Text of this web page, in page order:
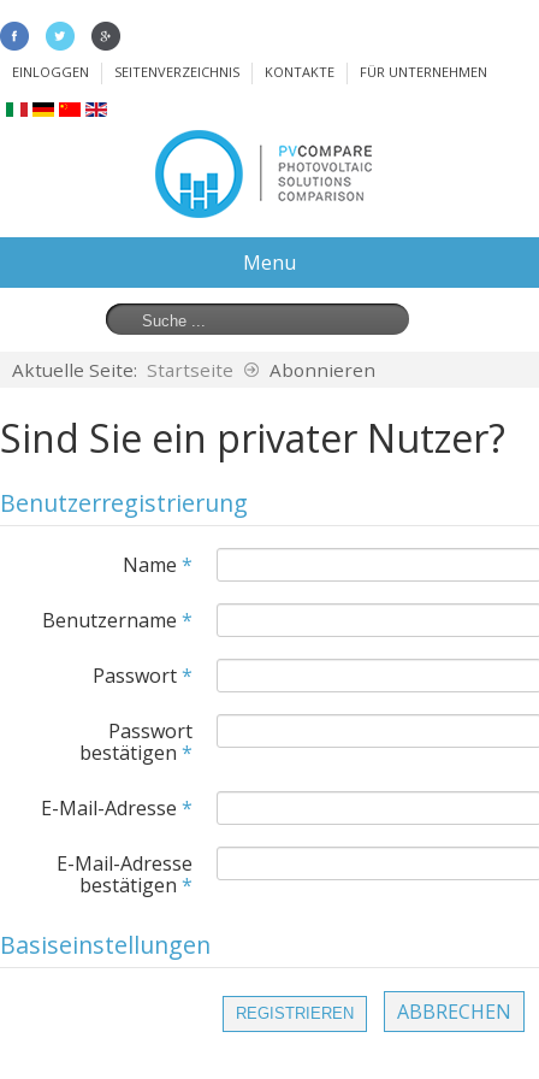
EINLOGGEN SEITENVERZEICHNIS KONTAKTE FÜR UNTERNEHMEN
Menu
Aktuelle Seite: Startseite Abonnieren
Sind Sie ein privater Nutzer?
Benutzerregistrierung
Name *
Benutzername *
Passwort*
Passwort
bestätigen *
E-Mail-Adresse *
E-Mail-Adresse
bestätigen *
Basiseinstellungen
REGISTRIEREN ABBRECHEN